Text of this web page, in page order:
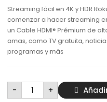
Streaming fácil en 4K y HDR
comenzar a hacer streaming
un Cable HDMI® Prémium de
amas, como TV gratuita,
programas y más
- ROKU
Premiere
cantidad
+